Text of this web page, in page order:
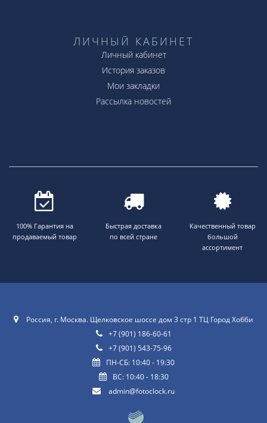
ЛИЧНЫЙ КАБИНЕТ
Личный кабинет
История заказов
Мои закладки
Рассылка новостей
100% Гарантия на
продаваемый товар
Быстрая доставка
по всей стране
Качественный товар
большой
ассортимент
Россия, г. Москва. Щелковское шоссе дом 3 стр 1 ТЦ Город Хобби
+7 (901) 186-60-61
+7 (901) 543-75-96
ПН-СБ: 10:40 - 19:30
ВС: 10:40 - 18:30
admin@fotoclock.ru